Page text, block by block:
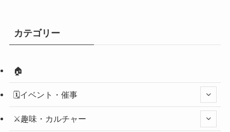
カテゴリー
🏠
🗓️イベント・催事
⚔️趣味・カルチャー